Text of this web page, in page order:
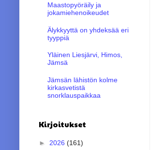
Maastopyöräily ja
jokamiehenoikeudet
Älykkyyttä on yhdeksää eri
tyyppiä
Yläinen Liesjärvi, Himos,
Jämsä
Jämsän lähistön kolme
kirkasvetistä
snorklauspaikkaa
Kirjoitukset
► 2026 (161)